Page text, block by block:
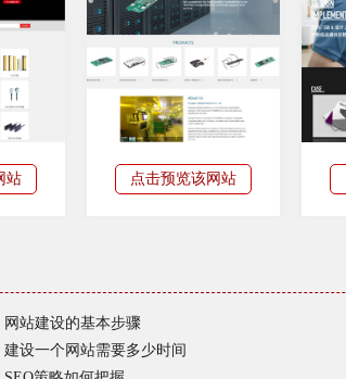
站 点击预览该网站
网站建设的基本步骤
建设一个网站需要多少时间